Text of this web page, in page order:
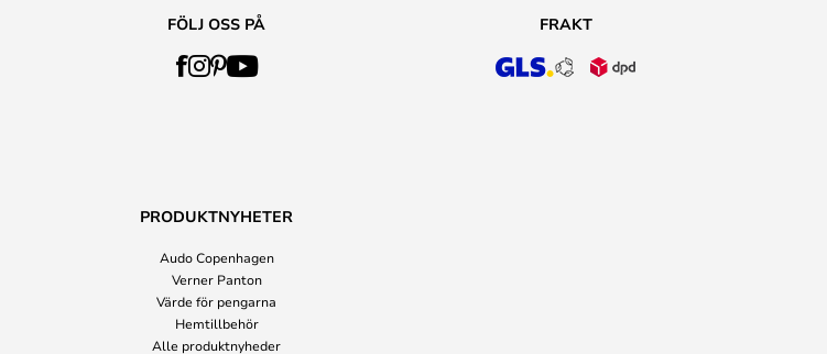
FÖLJ OSS PÅ FRAKT
PRODUKTNYHETER
Audo Copenhagen
Verner Panton
Värde för pengarna
Hemtillbehör
Alle produktnyheder